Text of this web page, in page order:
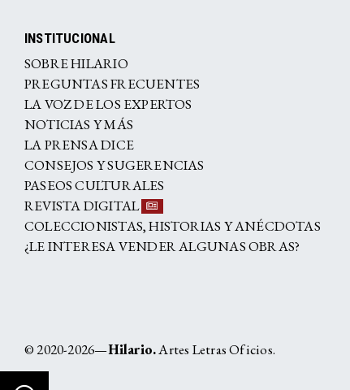
INSTITUCIONAL
SOBRE HILARIO
PREGUNTAS FRECUENTES
LA VOZ DE LOS EXPERTOS
NOTICIAS Y MÁS
LA PRENSA DICE
CONSEJOS Y SUGERENCIAS
PASEOS CULTURALES
REVISTA DIGITAL
COLECCIONISTAS, HISTORIAS Y ANÉCDOTAS
¿LE INTERESA VENDER ALGUNAS OBRAS?
© 2020-2026—Hilario.Artes Letras Oficios.